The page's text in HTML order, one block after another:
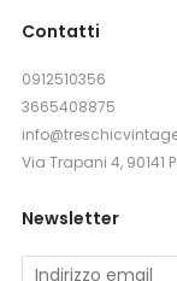
Contatti
0912510356
3665408875
Via Trapani 4, 90141
Newsletter